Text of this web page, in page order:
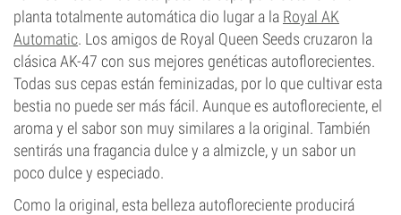
planta totalmente automática dio lugar a la Royal AK
Automatic. Los amigos de Royal Queen Seeds cruzaron la
clásica AK-47 con sus mejores genéticas autoflorecientes.
Todas sus cepas están feminizadas, por lo que cultivar esta
bestia no puede ser más fácil. Aunque es autofloreciente, el
aroma y el sabor son muy similares a la original. También
sentirás una fragancia dulce y a almizcle, y un sabor un
poco dulce y especiado.
Como la original, esta belleza autofloreciente producirá